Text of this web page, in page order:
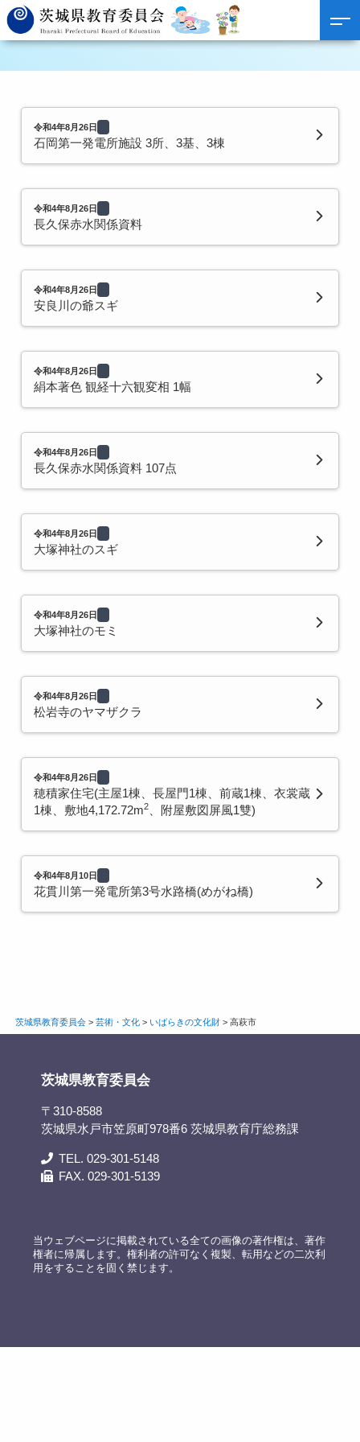
令和4年8月26日
石岡第一発電所施設 3所、3基、3棟
令和4年8月26日
長久保赤水関係資料
令和4年8月26日
安良川の爺スギ
令和4年8月26日
絹本著色 観経十六観変相 1幅
令和4年8月26日
長久保赤水関係資料 107点
令和4年8月26日
大塚神社のスギ
令和4年8月26日
大塚神社のモミ
令和4年8月26日
松岩寺のヤマザクラ
令和4年8月26日
穂積家住宅(主屋1棟、長屋門1棟、前蔵1棟、衣裳蔵
1棟、敷地4,172.72m2 、附屋敷図屏風1雙)
令和4年8月10日
花貫川第一発電所第3号水路橋(めがね橋)
茨城県教育委員会> 芸術・文化> いばらきの文化財> 高萩市
茨城県教育委員会
〒310-8588
茨城県水戸市笠原町978番6 茨城県教育庁総務課
TEL. 029-301-5148
FAX. 029-301-5139
当ウェブページに掲載されている全ての画像の著作権は、著作
権者に帰属します。権利者の許可なく複製、転用などの二次利
用をすることを固く禁じます。